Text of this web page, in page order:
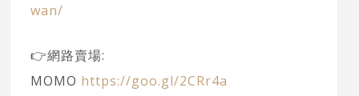
wan/
👉網路賣場:
MOMO https://goo.gl/2CRr4a